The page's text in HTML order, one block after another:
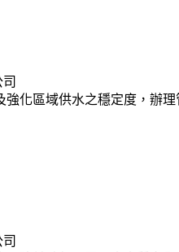
化區域供水之穩定度，辦